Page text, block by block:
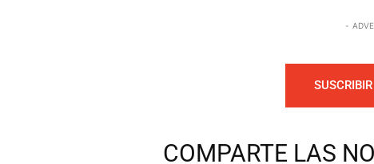
-
COMPARTE LAS